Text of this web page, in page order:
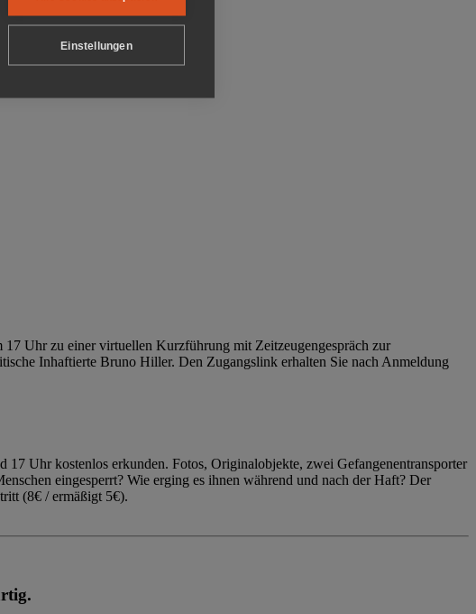
17 Uhr zu einer virtuellen Kurzführung mit Zeitzeugengespräch zur
Inhaftierte Bruno Hiller. Den Zugangslink erhalten Sie nach Anmeldung
Uhr kostenlos erkunden. Fotos, Originalobjekte, zwei Gefangenentransporter
eingesperrt? Wie erging es ihnen während und nach der Haft? Der
(8€ / ermäßigt 5€).
Einstellungen